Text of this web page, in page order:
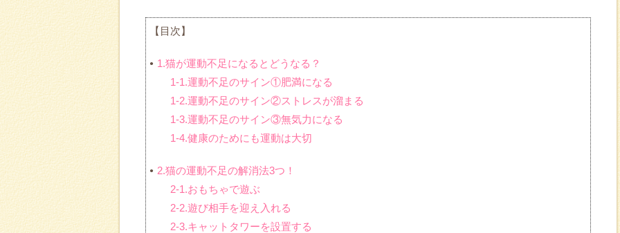
【目次】
1.猫が運動不足になるとどうなる？
1-1.運動不足のサイン①肥満になる
1-2.運動不足のサイン②ストレスが溜まる
1-3.運動不足のサイン③無気力になる
1-4.健康のためにも運動は大切
2.猫の運動不足の解消法3つ！
2-1.おもちゃで遊ぶ
2-2.遊び相手を迎え入れる
2-3.キャットタワーを設置する